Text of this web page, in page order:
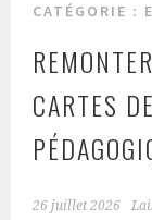
CATÉGORIE :
CARTES
26 juillet 2026